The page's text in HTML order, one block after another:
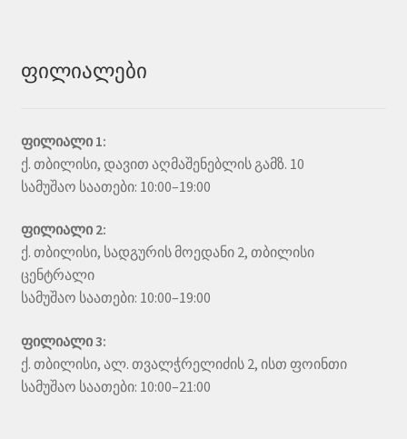
ფილიალები
ფილიალი 1:
ქ. თბილისი, დავით აღმაშენებლის გამზ. 10
სამუშაო საათები: 10:00–19:00
ფილიალი 2:
ქ. თბილისი, სადგურის მოედანი 2, თბილისი
ცენტრალი
სამუშაო საათები: 10:00–19:00
ფილიალი 3:
ქ. თბილისი, ალ. თვალჭრელიძის 2, ისთ ფოინთი
სამუშაო საათები: 10:00–21:00